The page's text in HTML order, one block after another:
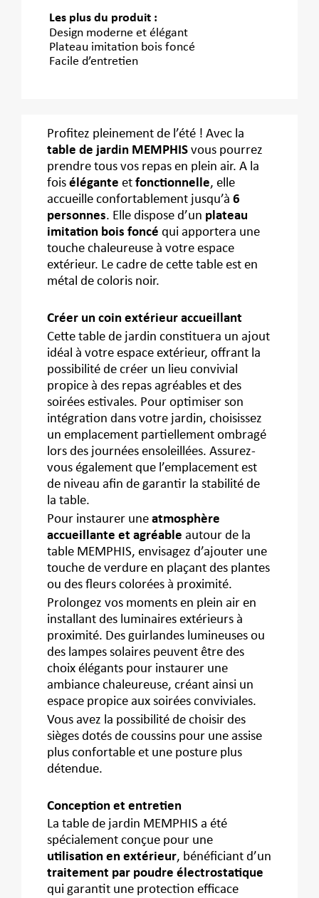
Les plus du produit :
Design moderne et élégant
Plateau imitation bois foncé
Facile d’entretien
Profitez pleinement de l’été ! Avec la
table de jardin MEMPHIS vous pourrez
prendre tous vos repas en plein air. A la
fois élégante etfonctionnelle, elle
accueille confortablement jusqu’à 6
personnes. Elle dispose d’un plateau
imitation bois foncé qui apportera une
touche chaleureuse à votre espace
extérieur. Le cadre de cette table est en
métal de coloris noir.
Créer un coin extérieur accueillant
Cette table de jardin constituera un ajout
idéal à votre espace extérieur, offrant la
possibilité de créer un lieu convivial
propice à des repas agréables et des
soirées estivales. Pour optimiser son
intégration dans votre jardin, choisissez
un emplacement partiellement ombragé
lors des journées ensoleillées. Assurez-
vous également que l’emplacement est
de niveau afin de garantir la stabilité de
la table.
Pour instaurer uneatmosphère
accueillante et agréable autour de la
table MEMPHIS, envisagez d’ajouter une
touche de verdure en plaçant des plantes
ou des fleurs colorées à proximité.
Prolongez vos moments en plein air en
installant des luminaires extérieurs à
proximité. Des guirlandes lumineuses ou
des lampes solaires peuvent être des
choix élégants pour instaurer une
ambiance chaleureuse, créant ainsi un
espace propice aux soirées conviviales.
Vous avez la possibilité de choisir des
sièges dotés de coussins pour une assise
plus confortable et une posture plus
détendue.
Conception et entretien
La table de jardin MEMPHIS a été
spécialement conçue pour une
utilisation en extérieur, bénéficiant d’un
traitement par poudre électrostatique
qui garantit une protection efficace